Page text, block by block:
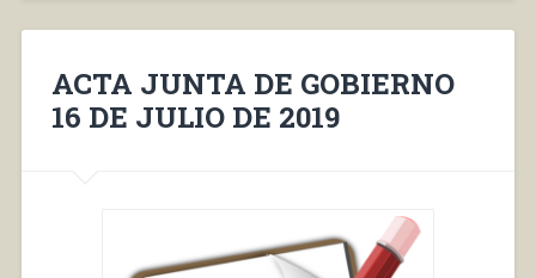
ACTA JUNTA DE GOBIERNO
16 DE JULIO DE 2019